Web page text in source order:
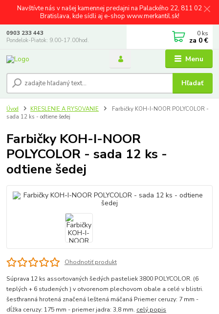
Navštívte nás v našej kamennej predajni na Palackého 22, 811 02
Bratislava, kde sídli aj e-shop www.merkantil.sk!
Menu
Hľadať
0903 233 443
Pondelok-Piatok: 9.00-17.00hod.
0 ks
za 0 €
Úvod KRESLENIE A RYSOVANIE
Farbičky KOH-I-NOOR POLYCOLOR -
sada 12 ks - odtiene šedej
Farbičky KOH-I-NOOR
POLYCOLOR - sada 12 ks -
odtiene šedej
Ohodnotiť produkt
Súprava 12 ks assortovaných šedých pasteliek 3800 POLYCOLOR. (6
teplých + 6 studených ) v otvorenom plechovom obale a celé v blistri.
šesťhranná hrotená značená leštená máčaná Priemer ceruzy: 7 mm -
dĺžka ceruzy: 175 mm - priemer jadra: 3,8 mm. celý popis